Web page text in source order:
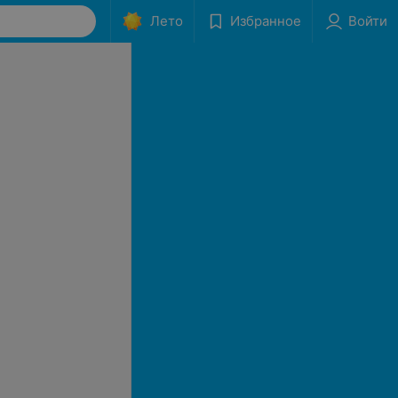
Лето Избранное Войти